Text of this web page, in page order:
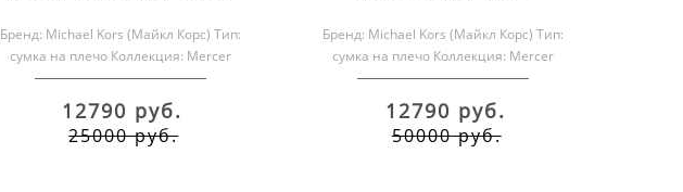
Бренд: Michael Kors (Майкл Корс) Тип:
сумка на плечо Коллекция: Mercer
Материал верха:..
12790 руб.
25000 руб.
Бренд: Michael Kors (Майкл Корс) Тип:
сумка на плечо Коллекция: Mercer
Материал верха:..
12790 руб.
50000 руб.